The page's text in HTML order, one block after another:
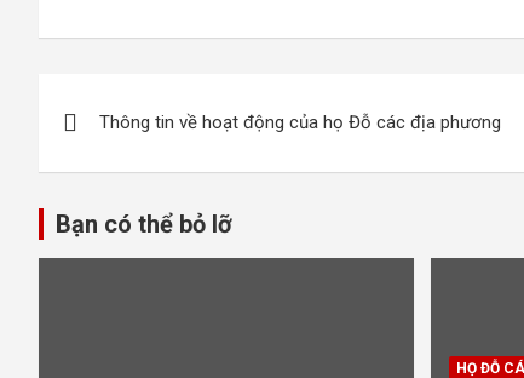
hướng
bài
viết
Thông tin về hoạt động của họ Đỗ các địa phương
Bạn có thể bỏ lỡ
HỌ ĐỖ